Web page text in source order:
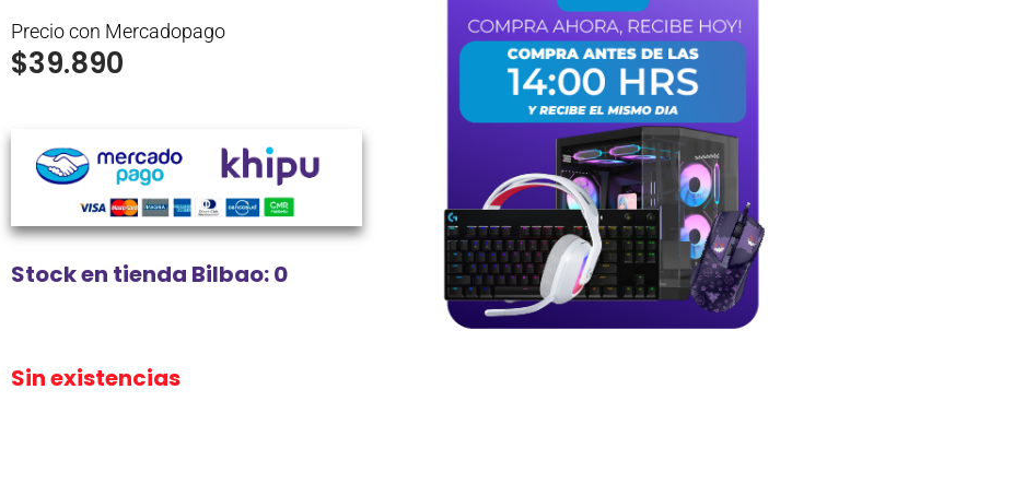
Precio con Mercadopago
$39.890
Stock en tienda Bilbao: 0
Sin existencias